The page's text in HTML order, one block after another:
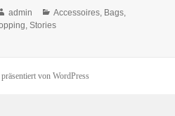
Autor
admin Kategorien
Accessoires, Bags,
,Stories
von WordPress